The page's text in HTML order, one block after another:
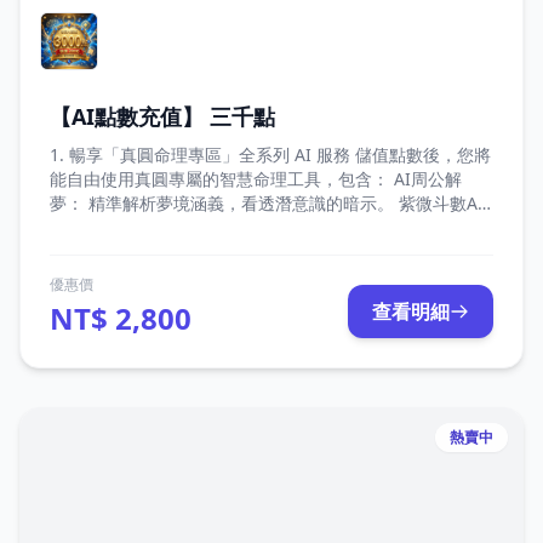
【AI點數充值】 三千點
1. 暢享「真圓命理專區」全系列 AI 服務 儲值點數後，您將
能自由使用真圓專屬的智慧命理工具，包含： AI周公解
夢： 精準解析夢境涵義，看透潛意識的暗示。 紫微斗數AI
指引。 未來擴充特權： 點數支援未來所有即將上線的「真
圓 AI 專案」，一次儲值，持續享受最新服務。 2. 點數價值
1 : 1 等同新台幣，消費最透明 點數與新台幣（NTD）的兌
直觀、最安心的方式體驗我們的命理服務。
優惠價
NT$ 2,800 查看明細
熱賣中